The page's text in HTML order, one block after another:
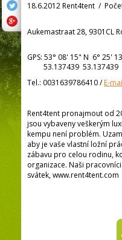
18.6.2012 Rent4tent /
Aukemastraat 28, 9301CL
GPS: 53° 08' 15" N 6° 25'
53.137439 53.137439
Tel.: 0031639786410/E-
Rent4tent pronajmout od
jsou vybaveny veškerým
kempu není problém.
aby je vaše vlastní ložní
zábavu pro celou rodinu,
organizace. Naši
svátek, www.rent4tent.com